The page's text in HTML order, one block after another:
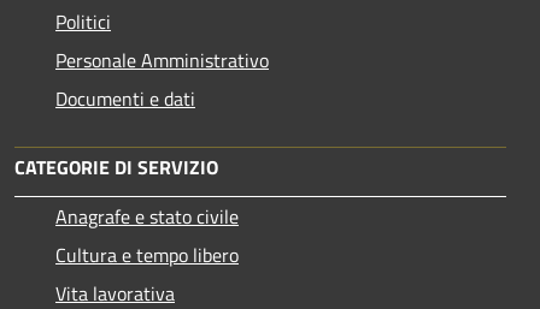
Politici
Personale Amministrativo
Documenti e dati
CATEGORIE DI SERVIZIO
Anagrafe e stato civile
Cultura e tempo libero
Vita lavorativa